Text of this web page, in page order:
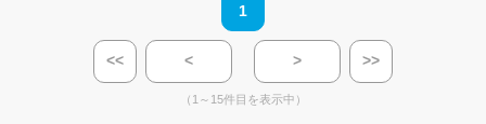
1
<< < > >>
（1～15件目を表示中）